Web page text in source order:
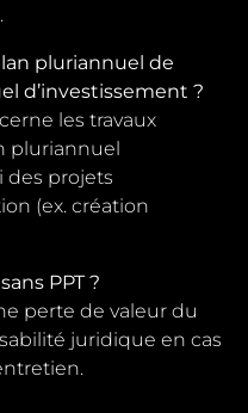
pluriannuel de
d’investissement ?
les travaux
pluriannuel
des projets
(ex. création
PPT ?
perte de valeur du
juridique en cas